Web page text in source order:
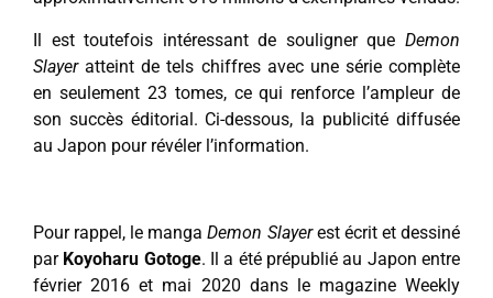
Il est toutefois intéressant de souligner que Demon
Slayeratteint de tels chiffres avec une série complète
en seulement 23 tomes, ce qui renforce l’ampleur de
son succès éditorial. Ci-dessous, la publicité diffusée
au Japon pour révéler l’information.
Pour rappel, le mangaDemon Slayerest écrit et dessiné
par Koyoharu Gotoge. Il a été prépublié au Japon entre
février 2016 et mai 2020 dans le magazine Weekly